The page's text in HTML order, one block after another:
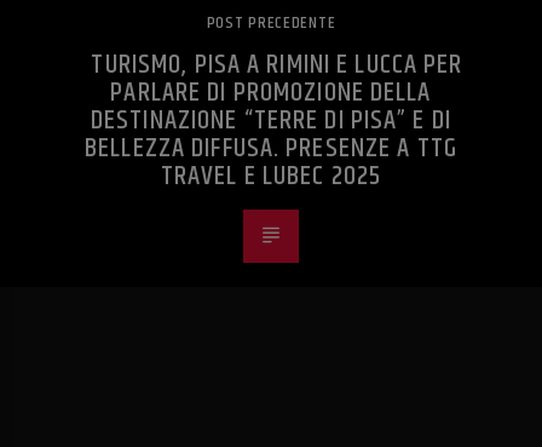
POST PRECEDENTE
TURISMO, PISA A RIMINI E LUCCA PER
PARLARE DI PROMOZIONE DELLA
DESTINAZIONE “TERRE DI PISA” E DI
BELLEZZA DIFFUSA. PRESENZE A TTG
TRAVEL E LUBEC 2025